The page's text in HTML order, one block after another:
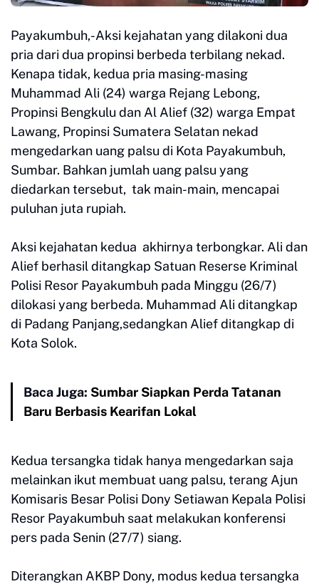
Payakumbuh,-Aksi kejahatan yang dilakoni dua
pria dari dua propinsi berbeda terbilang nekad.
Kenapa tidak, kedua pria masing-masing
Muhammad Ali (24) warga Rejang Lebong,
Propinsi Bengkulu dan Al Alief (32) warga Empat
Lawang, Propinsi Sumatera Selatan nekad
mengedarkan uang palsu di Kota Payakumbuh,
Sumbar. Bahkan jumlah uang palsu yang
diedarkan tersebut, tak main-main, mencapai
puluhan juta rupiah.
Aksi kejahatan kedua akhirnya terbongkar. Ali dan
Alief berhasil ditangkap Satuan Reserse Kriminal
Polisi Resor Payakumbuh pada Minggu (26/7)
dilokasi yang berbeda. Muhammad Ali ditangkap
di Padang Panjang,sedangkan Alief ditangkap di
Kota Solok.
Baca Juga: Sumbar Siapkan Perda Tatanan
Baru Berbasis Kearifan Lokal
Kedua tersangka tidak hanya mengedarkan saja
melainkan ikut membuat uang palsu, terang Ajun
Komisaris Besar Polisi Dony Setiawan Kepala Polisi
Resor Payakumbuh saat melakukan konferensi
pers pada Senin (27/7) siang.
Diterangkan AKBP Dony, modus kedua tersangka